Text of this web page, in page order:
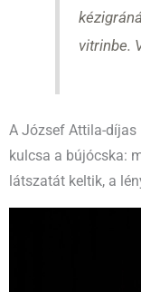
vitrinbe.
A József Attila-díjas
kulcsa a bújócska:
látszatát keltik, a